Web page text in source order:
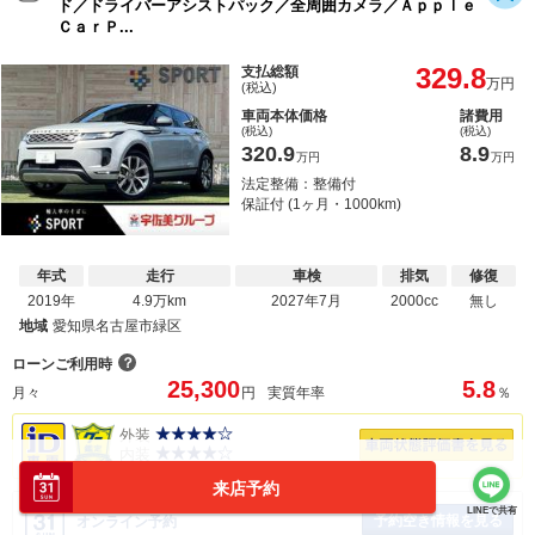
来店予約
LINEで共有
ド／ドライバーアシストパック／全周囲カメラ／Ａｐｐｌｅ
ＣａｒＰ...
支払総額
(税込) 329.8万円
車両本体価格
(税込)
320.9万円
諸費用
(税込)
8.9万円
法定整備：整備付
保証付 (1ヶ月・1000km)
年式
2019年
走行
4.9万km
車検
2027年7月
排気
2000cc
修復
無し
地域 愛知県名古屋市緑区
ローンご利用時 ？
月々
25,300円 実質年率 5.8 ％
外装
オンライン予約 予約空き情報を見る